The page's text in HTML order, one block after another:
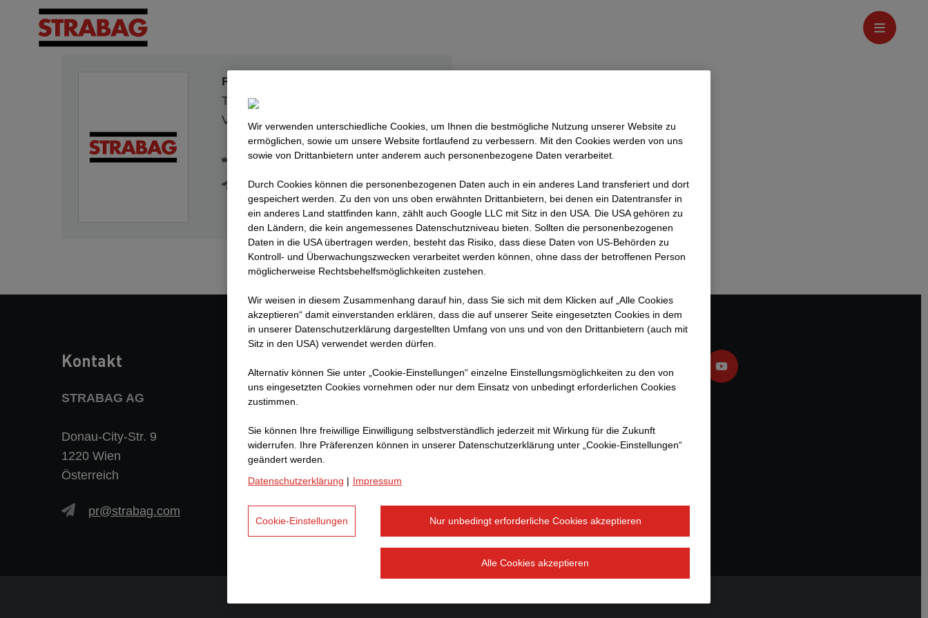
René Rehrl
Technischer Bereichsleiter,
Verkehrswegebau Salzburg
+43 62356471156
strabag.thalgau@strabag.com
Kontakt
STRABAG AG
Donau-City-Str. 9
1220 Wien
Österreich
pr@strabag.com
eInvoicing
SPS - Lieferantenportal
Leistungserklärungen
Wir verwenden unterschiedliche Cookies, um Ihnen die best­mögliche Nutzung unserer Website zu
ermöglichen, sowie um unsere Website fortlaufend zu verbessern. Mit den Cookies werden von uns
sowie von Drittanbietern unter anderem auch personenbezogene Daten verarbeitet.
Durch Cookies können die personenbezogenen Daten auch in ein anderes Land transferiert und dort
gespeichert werden. Zu den von uns oben erwähnten Drittanbietern, bei denen ein Datentransfer in
ein anderes Land stattfinden kann, zählt auch Google LLC mit Sitz in den USA. Die USA gehören zu
den Ländern, die kein angemessenes Datenschutzniveau bieten. Sollten die personenbezogenen
Daten in die USA übertragen werden, besteht das Risiko, dass diese Daten von US-Behörden zu
Kontroll- und Überwachungszwecken verarbeitet werden können, ohne dass der betroffenen Person
möglicherweise Rechtsbehelfsmöglichkeiten zustehen.
Wir weisen in diesem Zusammenhang darauf hin, dass Sie sich mit dem Klicken auf „Alle Cookies
akzeptieren“ damit ein­ver­standen erklären, dass die auf unserer Seite eingesetzten Cookies in dem
in unserer Datenschutzerklärung dargestellten Umfang von uns und von den Drittanbietern (auch mit
Sitz in den USA) verwendet werden dürfen.
Alternativ können Sie unter „Cookie-Einstellungen“ einzelne Einstellungsmöglichkeiten zu den von
uns eingesetzten Cookies vornehmen oder nur dem Einsatz von unbedingt erforderlichen Cookies
zustimmen.
Sie können Ihre freiwillige Einwilligung selbstverständlich jederzeit mit Wirkung für die Zukunft
widerrufen. Ihre Prä­fe­renzen können in unserer Datenschutzerklärung unter „Cookie-Einstellungen“
geändert werden.
Datenschutzerklärung | Impressum
Nur unbedingt erforderliche Cookies akzeptieren
Alle Cookies akzeptieren
Cookie-Einstellungen